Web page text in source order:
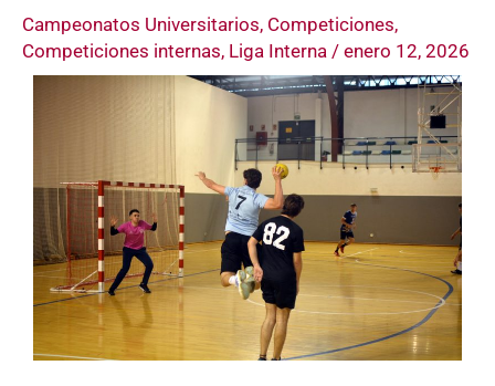
Campeonatos Universitarios, Competiciones,
Competiciones internas, Liga Interna / enero 12, 2026